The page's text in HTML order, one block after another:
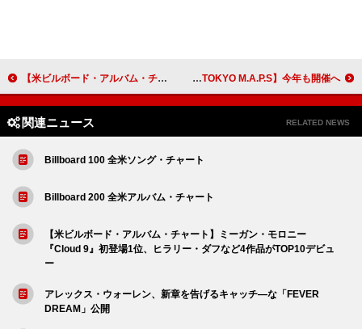
【米ビルボード・アルバム・チャート】ミーガン・モロニー『Cloud 9』初登場1位、ヒラリー・ダフなど4作品がTOP10デビュー STUTSがプログラム・オーガナイザーに決定、GWのフリーライブ【TOKYO M.A.P.S】今年も開催へ
関連ニュース RELATED NEWS
Billboard 100 全米ソング・チャート
Billboard 200 全米アルバム・チャート
【米ビルボード・アルバム・チャート】ミーガン・モロニー
『Cloud 9』初登場1位、ヒラリー・ダフなど4作品がTOP10デビュ
ー
アレックス・ウォーレン、新章を告げるキャッチ―な「FEVER
DREAM」公開